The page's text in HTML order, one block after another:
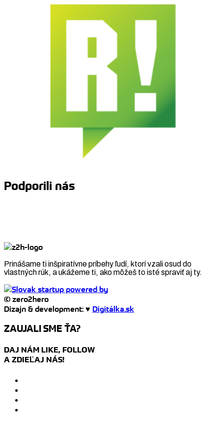
Podporili nás
Prinášame ti inšpiratívne príbehy ľudí, ktorí vzali osud do
vlastných rúk, a ukážeme ti, ako môžeš to isté spraviť aj ty.
© zero2hero
Dizajn & development: ♥ Digitálka.sk
ZAUJALI SME ŤA?
DAJ NÁM LIKE, FOLLOW
A ZDIEĽAJ NÁS!